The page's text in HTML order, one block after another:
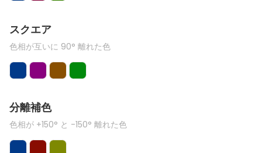
スクエア
色相が互いに 90° 離れた色
分離補色
色相が +150° と -150° 離れた色